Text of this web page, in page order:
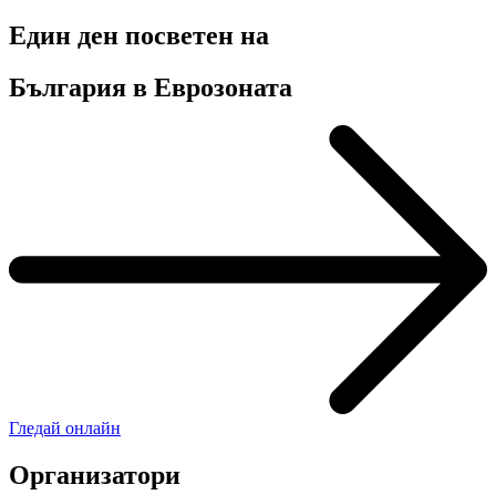
Един ден посветен на
България в Еврозоната
Гледай онлайн
Организатори